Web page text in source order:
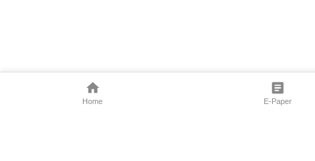
Home E-Paper